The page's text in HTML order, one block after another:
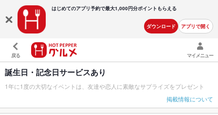
はじめてのアプリ予約で最大1,000円分ポイントもらえる
ダウンロード アプリで開く
戻る マイメニュー
誕生日・記念日サービスあり
1年に1度の大切なイベントは、友達や恋人に素敵なサプライズをプレゼント
掲載情報について